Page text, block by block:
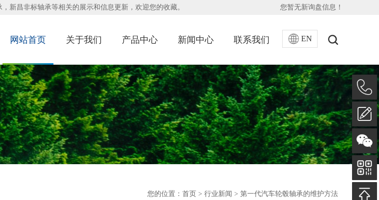
新昌非标轴承等相关的展示和信息更新，欢迎您的收藏。 您暂无新询盘信息！
EN
网站首页 关于我们 产品中心 新闻中心 联系我们
您的位置： 首页 > 行业新闻 > 第一代汽车轮毂轴承的维护方法